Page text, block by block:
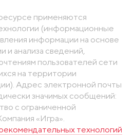
применяются
(информационные
информации на основе
и анализа сведений,
пользователей сети
на территории
Адрес электронной почты
значимых сообщений:
с ограниченной
«Игра».
технологий